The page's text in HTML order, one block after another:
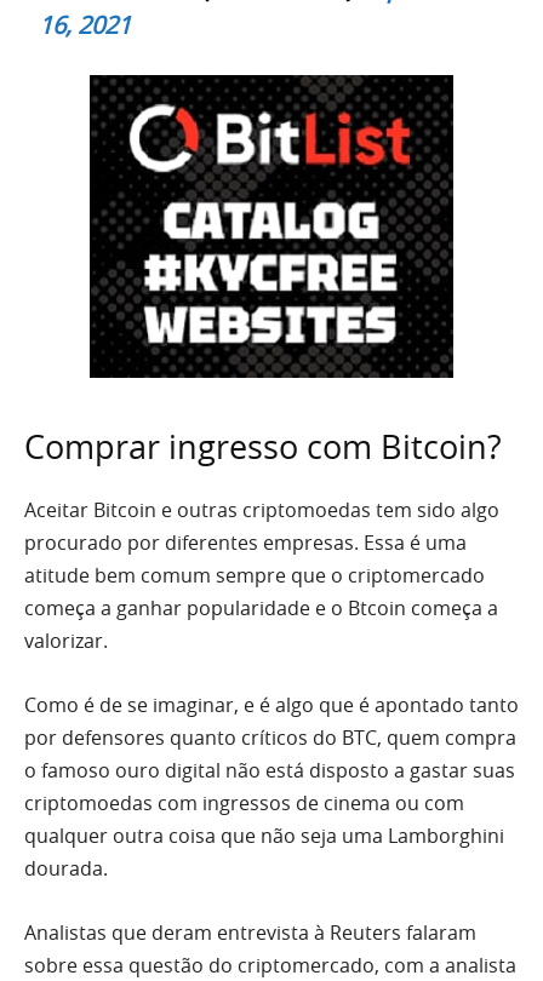
16, 2021
Comprar ingresso com Bitcoin?
Aceitar Bitcoin e outras criptomoedas tem sido algo
procurado por diferentes empresas. Essa é uma
atitude bem comum sempre que o criptomercado
começa a ganhar popularidade e o Btcoin começa a
valorizar.
Como é de se imaginar, e é algo que é apontado tanto
por defensores quanto críticos do BTC, quem compra
o famoso ouro digital não está disposto a gastar suas
criptomoedas com ingressos de cinema ou com
qualquer outra coisa que não seja uma Lamborghini
dourada.
Analistas que deram entrevista à Reuters falaram
sobre essa questão do criptomercado, com a analista